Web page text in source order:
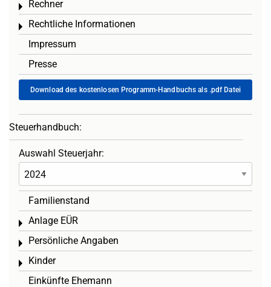
Rechner
Toggle menu
Rechtliche Informationen
Toggle menu
Impressum
Presse
Download des kostenlosen Programm-Handbuchs als .pdf Datei
Steuerhandbuch:
Auswahl Steuerjahr:
Familienstand
Anlage EÜR
Toggle menu
Persönliche Angaben
Toggle menu
Kinder
Toggle menu
Einkünfte Ehemann